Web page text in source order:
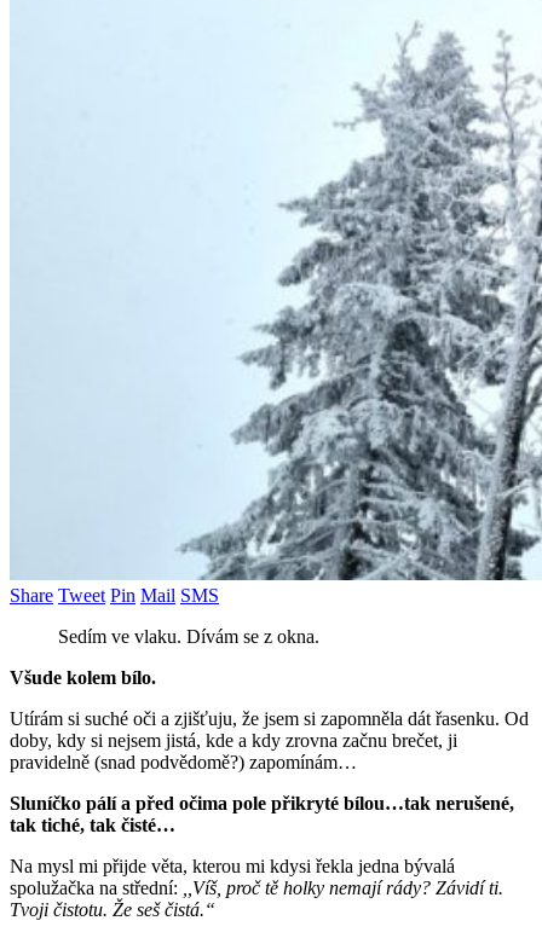
Share Tweet Pin Mail SMS
Sedím ve vlaku. Dívám se z okna.
Všude kolem bílo.
Utírám si suché oči a zjišťuju, že jsem si zapomněla dát řasenku. Od
doby, kdy si nejsem jistá, kde a kdy zrovna začnu brečet, ji
pravidelně (snad podvědomě?) zapomínám…
Sluníčko pálí a před očima pole přikryté bílou…tak nerušené,
tak tiché, tak čisté…
Na mysl mi přijde věta, kterou mi kdysi řekla jedna bývalá
spolužačka na střední:
,,Víš, proč tě holky nemají rády? Závidí ti.
Tvoji čistotu. Že seš čistá.“